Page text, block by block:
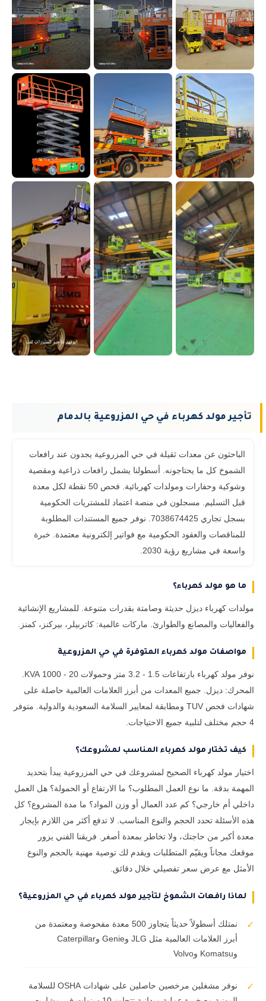
تأجير مولد كهرباء في حي المزروعية بالدمام
الباحثون عن معدات ثقيلة في حي المزروعية يجدون عند رافعات
الشموخ كل ما يحتاجونه. أسطولنا يشمل رافعات ذراعية ومقصية
وشوكية وحفارات ومولدات كهربائية. فحص 50 نقطة لكل معدة
قبل التسليم. مسجلون في منصة اعتماد للمشتريات الحكومية
بسجل تجاري 7038674425. نوفر جميع المستندات المطلوبة
للمناقصات والعقود الحكومية مع فواتير إلكترونية معتمدة. خبرة
واسعة في مشاريع رؤية 2030.
ما هو مولد كهرباء؟
مولدات كهرباء ديزل حديثة وصامتة بقدرات متنوعة. للمشاريع الإنشائية
والفعاليات والمصانع والطوارئ. ماركات عالمية: كاتربيلر، بيركنز، كمنز.
مواصفات مولد كهرباء المتوفرة في حي المزروعية
نوفر مولد كهرباء بارتفاعات 1.5 - 3.2 متر وحمولات 20 - 1000 KVA.
المحرك: ديزل. جميع المعدات من أبرز العلامات العالمية حاصلة على
شهادات فحص TUV ومطابقة لمعايير السلامة السعودية والدولية. متوفر
4 حجم مختلف لتلبية جميع الاحتياجات.
كيف تختار مولد كهرباء المناسب لمشروعك؟
اختيار مولد كهرباء الصحيح لمشروعك في حي المزروعية يبدأ بتحديد
المهمة بدقة. ما نوع العمل المطلوب؟ ما الارتفاع أو الحمولة؟ هل العمل
داخلي أم خارجي؟ كم عدد العمال أو وزن المواد؟ ما مدة المشروع؟ كل
هذه الأسئلة تحدد الحجم والنوع المناسب. لا تدفع أكثر من اللازم بإيجار
معدة أكبر من حاجتك، ولا تخاطر بمعدة أصغر. فريقنا الفني يزور
موقعك مجاناً ويقيّم المتطلبات ويقدم لك توصية مهنية بالحجم والنوع
الأمثل مع عرض سعر تفصيلي خلال دقائق.
لماذا رافعات الشموخ لتأجير مولد كهرباء في حي المزروعية؟
✓
نمتلك أسطولاً حديثاً يتجاوز 500 معدة مفحوصة ومعتمدة من
أبرز العلامات العالمية مثل JLG وGenie وCaterpillar
وKomatsu وVolvo
✓
نوفر مشغلين مرخصين حاصلين على شهادات OSHA للسلامة